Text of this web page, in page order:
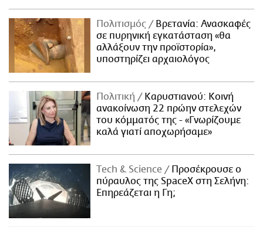
Πολιτισμός
Βρετανία: Ανασκαφές
σε πυρηνική εγκατάσταση «θα
αλλάξουν την προϊστορία»,
υποστηρίζει αρχαιολόγος
Πολιτική
Καρυστιανού: Κοινή
ανακοίνωση 22 πρώην στελεχών
του κόμματός της - «Γνωρίζουμε
καλά γιατί αποχωρήσαμε»
Τech & Science
Προσέκρουσε ο
πύραυλος της SpaceX στη Σελήνη:
Επηρεάζεται η Γη;